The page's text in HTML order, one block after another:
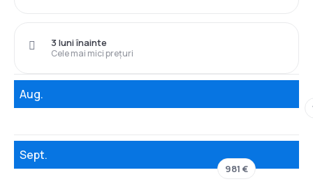
Cele mai mici prețuri
3 luni înainte
Aug.
Sept.
981 €